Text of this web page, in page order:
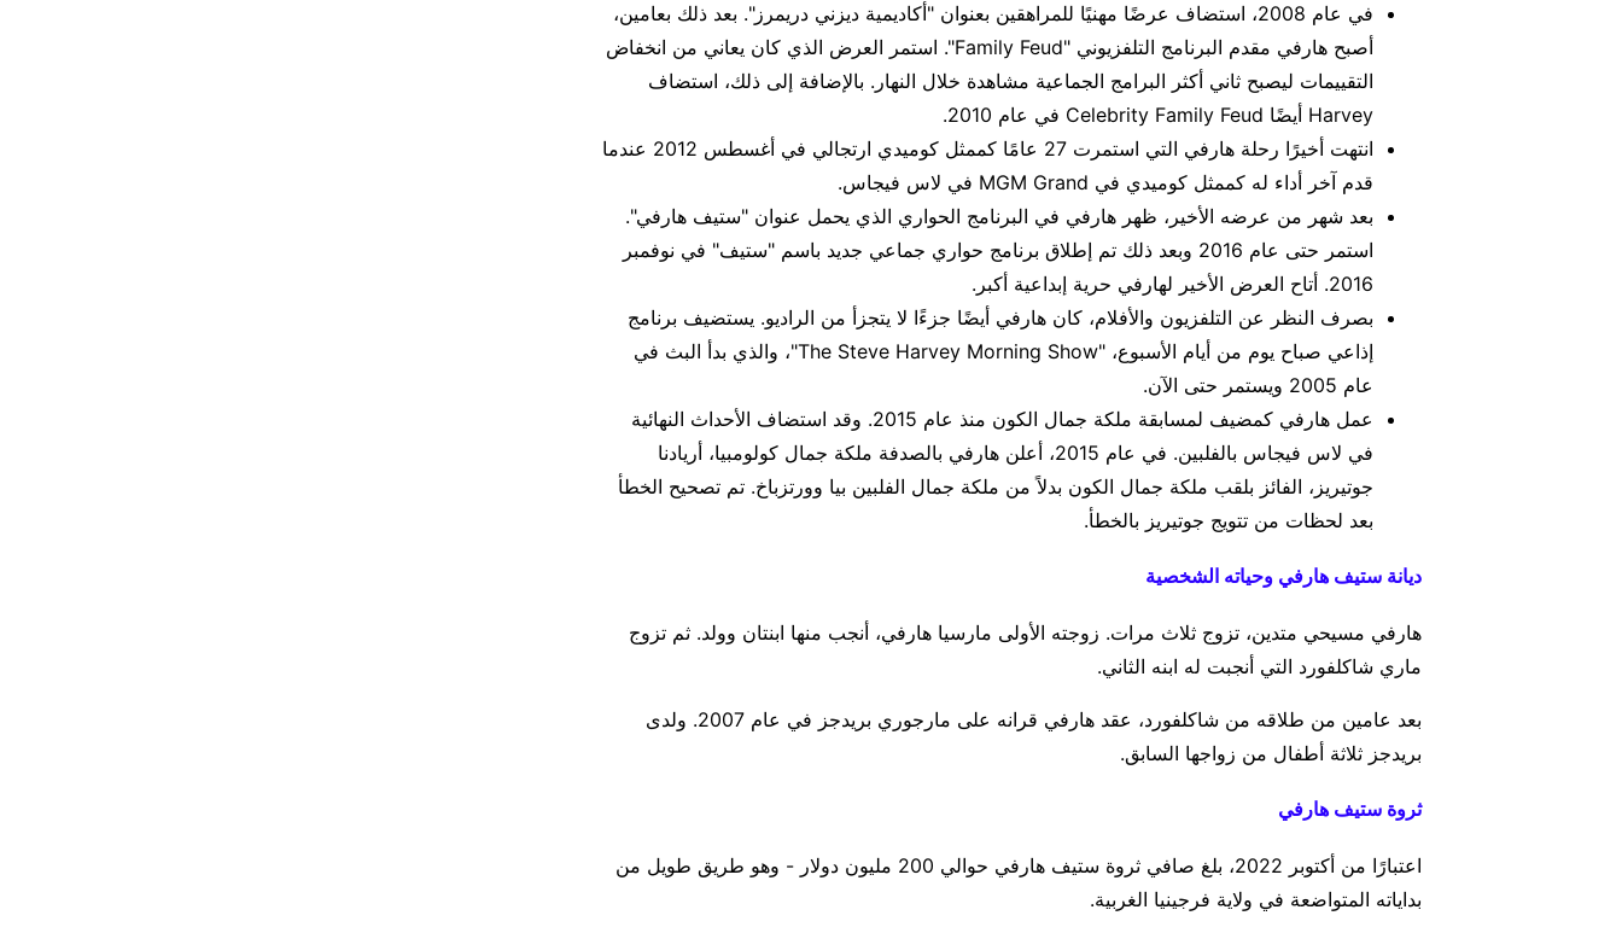
في عام 2008، استضاف عرضًا مهنيًا للمراهقين بعنوان "أكاديمية ديزني دريمرز". بعد ذلك بعامين،
أصبح هارفي مقدم البرنامج التلفزيوني "Family Feud". استمر العرض الذي كان يعاني من انخفاض
التقييمات ليصبح ثاني أكثر البرامج الجماعية مشاهدة خلال النهار. بالإضافة إلى ذلك، استضاف
Harvey أيضًا Celebrity Family Feud في عام 2010.
انتهت أخيرًا رحلة هارفي التي استمرت 27 عامًا كممثل كوميدي ارتجالي في أغسطس 2012 عندما
قدم آخر أداء له كممثل كوميدي في MGM Grand في لاس فيجاس.
بعد شهر من عرضه الأخير، ظهر هارفي في البرنامج الحواري الذي يحمل عنوان "ستيف هارفي".
استمر حتى عام 2016 وبعد ذلك تم إطلاق برنامج حواري جماعي جديد باسم "ستيف" في نوفمبر
2016. أتاح العرض الأخير لهارفي حرية إبداعية أكبر.
بصرف النظر عن التلفزيون والأفلام، كان هارفي أيضًا جزءًا لا يتجزأ من الراديو. يستضيف برنامج
إذاعي صباح يوم من أيام الأسبوع، "The Steve Harvey Morning Show"، والذي بدأ البث في
عام 2005 ويستمر حتى الآن.
عمل هارفي كمضيف لمسابقة ملكة جمال الكون منذ عام 2015. وقد استضاف الأحداث النهائية
في لاس فيجاس بالفلبين. في عام 2015، أعلن هارفي بالصدفة ملكة جمال كولومبيا، أريادنا
جوتيريز، الفائز بلقب ملكة جمال الكون بدلاً من ملكة جمال الفلبين بيا وورتزباخ. تم تصحيح الخطأ
بعد لحظات من تتويج جوتيريز بالخطأ.
ديانة ستيف هارفي وحياته الشخصية
هارفي مسيحي متدين، تزوج ثلاث مرات. زوجته الأولى مارسيا هارفي، أنجب منها ابنتان وولد. ثم تزوج
ماري شاكلفورد التي أنجبت له ابنه الثاني.
بعد عامين من طلاقه من شاكلفورد، عقد هارفي قرانه على مارجوري بريدجز في عام 2007. ولدى
بريدجز ثلاثة أطفال من زواجها السابق.
ثروة ستيف هارفي
اعتبارًا من أكتوبر 2022، بلغ صافي ثروة ستيف هارفي حوالي 200 مليون دولار - وهو طريق طويل من
بداياته المتواضعة في ولاية فرجينيا الغربية.